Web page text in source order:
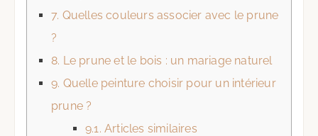
7. Quelles couleurs associer avec le prune
?
8. Le prune et le bois : un mariage naturel
9. Quelle peinture choisir pour un intérieur
prune ?
9.1. Articles similaires